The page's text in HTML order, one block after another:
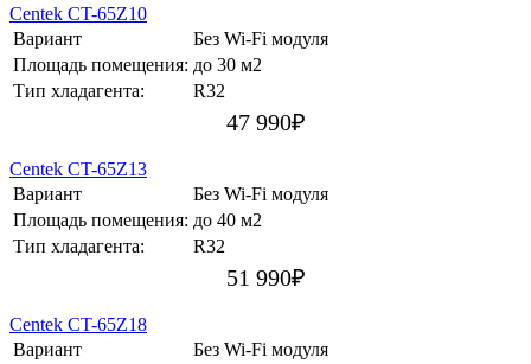
Centek CT-65Z10
Вариант
Без Wi-Fi модуля
Площадь помещения: до 30 м2
Тип хладагента:
R32
47 990₽
Centek CT-65Z13
Вариант
Без Wi-Fi модуля
Площадь помещения: до 40 м2
Тип хладагента:
R32
51 990₽
Centek CT-65Z18
Вариант
Без Wi-Fi модуля